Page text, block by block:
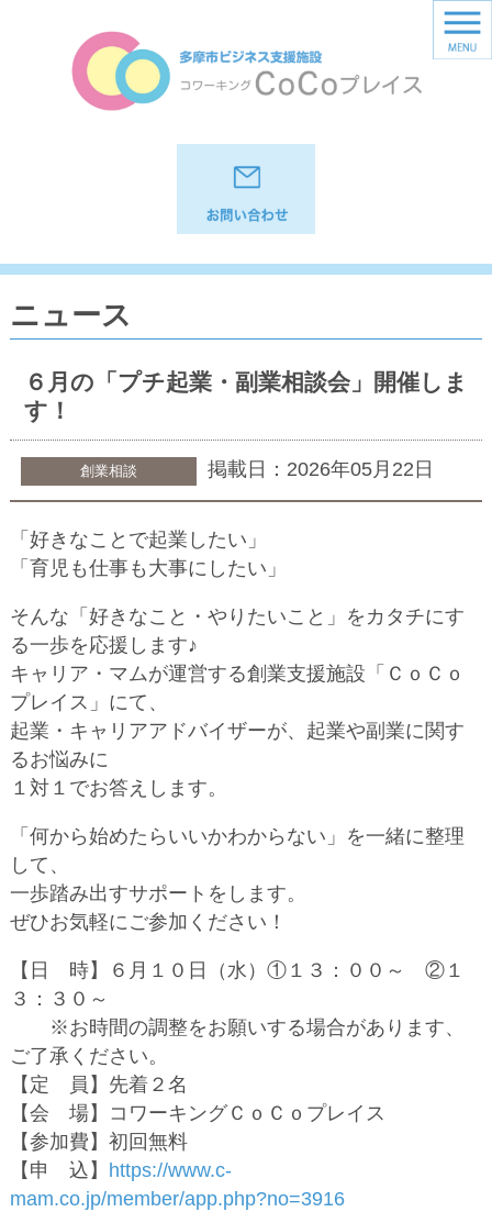
ニュース
６月の「プチ起業・副業相談会」開催しま
す！
創業相談 掲載日：2026年05月22日
「好きなことで起業したい」
「育児も仕事も大事にしたい」
そんな「好きなこと・やりたいこと」をカタチにす
る一歩を応援します♪
キャリア・マムが運営する創業支援施設「ＣｏＣｏ
プレイス」にて、
起業・キャリアアドバイザーが、起業や副業に関す
るお悩みに
１対１でお答えします。
「何から始めたらいいかわからない」を一緒に整理
して、
一歩踏み出すサポートをします。
ぜひお気軽にご参加ください！
【日 時】６月１０日（水）①１３：００～ ②１
３：３０～
※お時間の調整をお願いする場合があります、
ご了承ください。
【定 員】先着２名
【会 場】コワーキングＣｏＣｏプレイス
【参加費】初回無料
【申 込】 https://www.c-
mam.co.jp/member/app.php?no=3916